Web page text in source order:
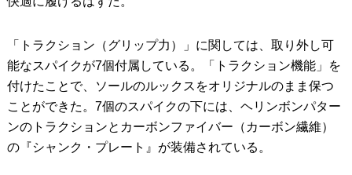
「トラクション（グリップ力）」に関しては、取り外し可
能なスパイクが7個付属している。「トラクション機能」を
付けたことで、ソールのルックスをオリジナルのまま保つ
ことができた。7個のスパイクの下には、ヘリンボンパター
ンのトラクションとカーボンファイバー（カーボン繊維）
の『シャンク・プレート』が装備されている。